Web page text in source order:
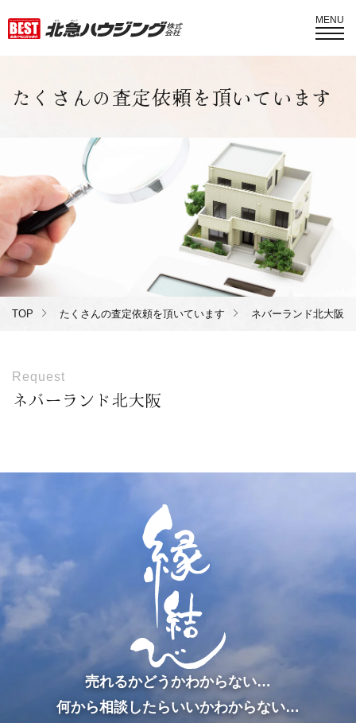
MENU
たくさんの査定依頼を頂いています
TOP たくさんの査定依頼を頂いています ネバーランド北大阪
Request
ネバーランド北大阪
売れるかどうかわからない…
何から相談したらいいかわからない…